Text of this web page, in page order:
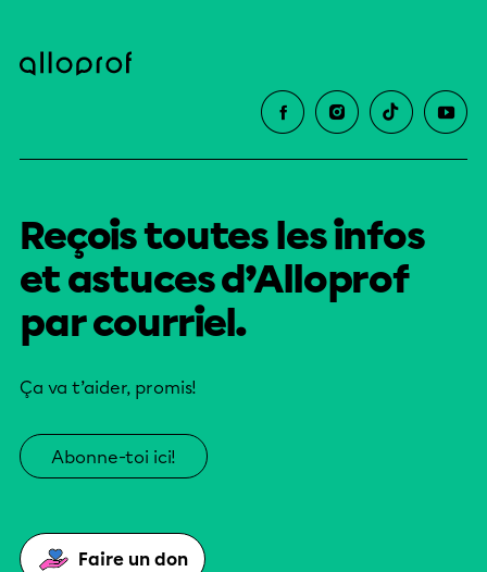
Reçois toutes les infos
et astuces d’Alloprof
par courriel.
Ça va t’aider, promis!
Abonne-toi ici!
Faire un don